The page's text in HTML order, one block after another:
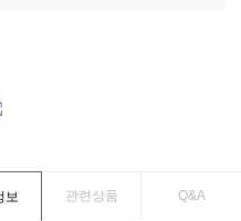
보 관련상품 Q&A